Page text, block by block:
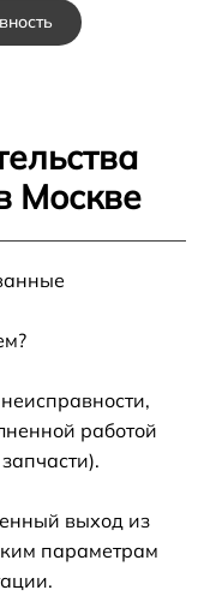
Москве
работой
выход из
параметрам